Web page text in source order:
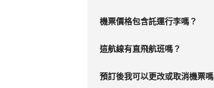
機票價格包含託運行李嗎？
這航線有直飛航班嗎？
預訂後我可以更改或取消機票